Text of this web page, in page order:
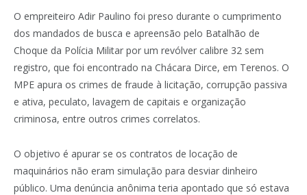
O empreiteiro Adir Paulino foi preso durante o cumprimento
dos mandados de busca e apreensão pelo Batalhão de
Choque da Polícia Militar por um revólver calibre 32 sem
registro, que foi encontrado na Chácara Dirce, em Terenos. O
MPE apura os crimes de fraude à licitação, corrupção passiva
e ativa, peculato, lavagem de capitais e organização
criminosa, entre outros crimes correlatos.
O objetivo é apurar se os contratos de locação de
maquinários não eram simulação para desviar dinheiro
público. Uma denúncia anônima teria apontado que só estava